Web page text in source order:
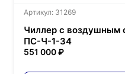
Артикул: 31269
Чиллер с
ПС-Ч-1-34
551 000 ₽